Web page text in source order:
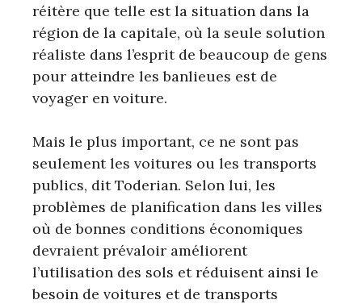
réitère que telle est la situation dans la
région de la capitale, où la seule solution
réaliste dans l’esprit de beaucoup de gens
pour atteindre les banlieues est de
voyager en voiture.
Mais le plus important, ce ne sont pas
seulement les voitures ou les transports
publics, dit Toderian. Selon lui, les
problèmes de planification dans les villes
où de bonnes conditions économiques
devraient prévaloir améliorent
l’utilisation des sols et réduisent ainsi le
besoin de voitures et de transports